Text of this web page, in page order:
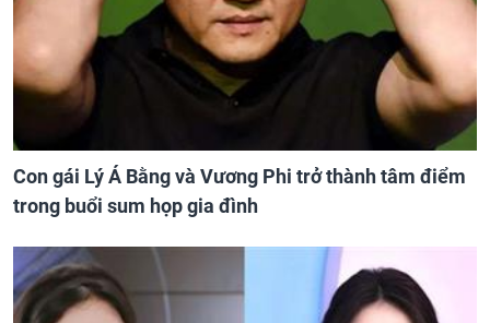
Con gái Lý Á Bằng và Vương Phi trở thành tâm điểm
trong buổi sum họp gia đình